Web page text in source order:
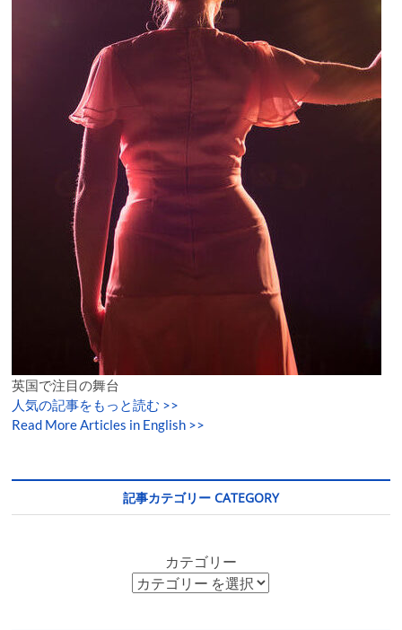
英国で注目の舞台
人気の記事をもっと読む >>
Read More Articles in English >>
記事カテゴリー CATEGORY
カテゴリー